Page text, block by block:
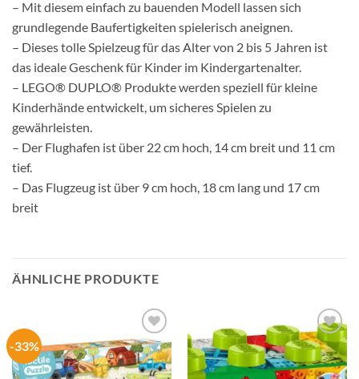
– Mit diesem einfach zu bauenden Modell lassen sich
grundlegende Baufertigkeiten spielerisch aneignen.
– Dieses tolle Spielzeug für das Alter von 2 bis 5 Jahren ist
das ideale Geschenk für Kinder im Kindergartenalter.
– LEGO® DUPLO® Produkte werden speziell für kleine
Kinderhände entwickelt, um sicheres Spielen zu
gewährleisten.
– Der Flughafen ist über 22 cm hoch, 14 cm breit und 11 cm
tief.
– Das Flugzeug ist über 9 cm hoch, 18 cm lang und 17 cm
breit
ÄHNLICHE PRODUKTE
-33%
Auf die
Wunschliste
Auf die
Wunschliste